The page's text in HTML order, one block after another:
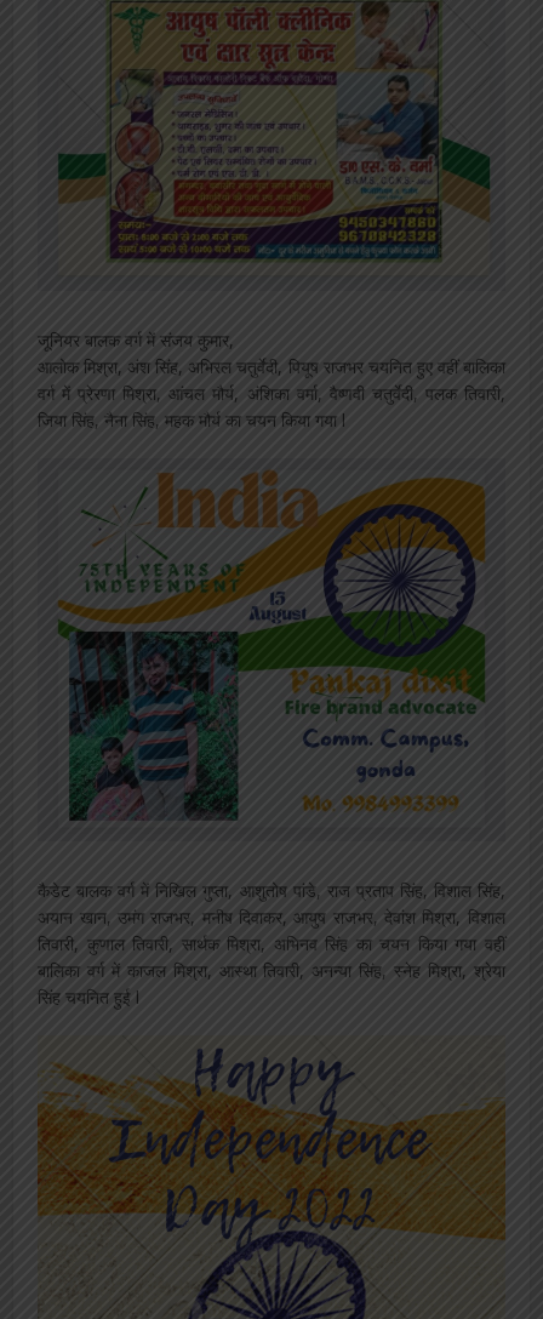
जूनियर बालक वर्ग में संजय कुमार,
आलोक मिश्रा, अंश सिंह, अभिरल चतुर्वेदी, पियूष राजभर चयनित हुए वहीं बालिका
वर्ग में प्रेरणा मिश्रा, आंचल मौर्य, अंशिका वर्मा, वैष्णवी चतुर्वेदी, पलक तिवारी,
जिया सिंह, नैना सिंह, महक मौर्य का चयन किया गया l
कैडेट बालक वर्ग में निखिल गुप्ता, आशुतोष पांडे, राज प्रताप सिंह, विशाल सिंह,
अयान खान, उमंग राजभर, मनीष दिवाकर, आयुष राजभर, देवांश मिश्रा, विशाल
तिवारी, कुणाल तिवारी, सार्थक मिश्रा, अभिनव सिंह का चयन किया गया वहीं
बालिका वर्ग में काजल मिश्रा, आस्था तिवारी, अनन्या सिंह, स्नेह मिश्रा, श्रेया
सिंह चयनित हुई l